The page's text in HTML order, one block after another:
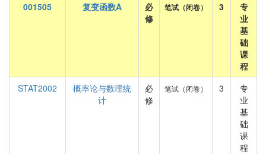
001505 复变函数A
必
修
笔试（闭卷） 3
专
业
基
础
课
程
STAT2002
概率论与数理统
计
必
修
笔试（闭卷） 3
专
业
基
础
课
程